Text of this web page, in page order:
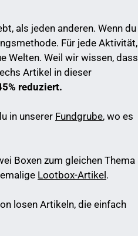
als jeden anderen. Wenn du
Für jede Aktivität,
Welten. Weil wir wissen, dass
Artikel in dieser
reduziert.
in unserer Fundgrube, wo es
Boxen zum gleichen Thema
Lootbox-Artikel.
losen Artikeln, die einfach